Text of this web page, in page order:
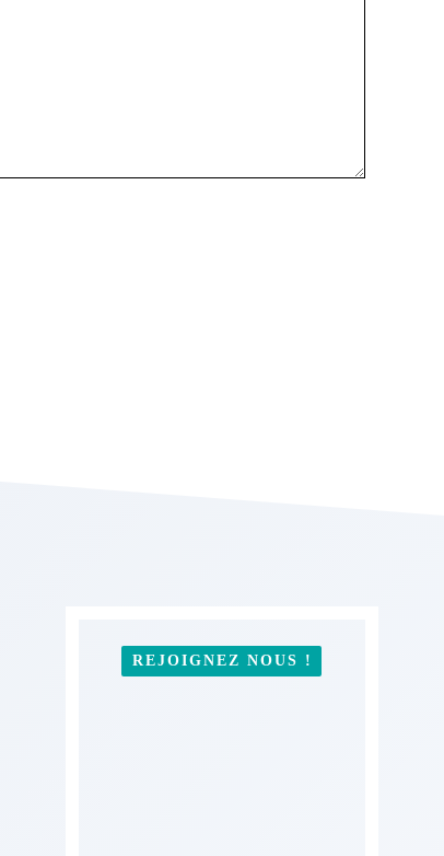
REJOIGNEZ NOUS !